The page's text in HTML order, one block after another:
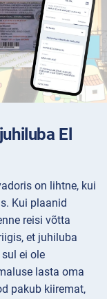
El
on lihtne, kui
Kui plaanid
reisi võtta
et juhiluba
ei ole
lasta oma
pakub kiiremat,